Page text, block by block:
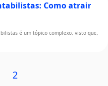
Como atrair
é um tópico complexo, visto que,
2